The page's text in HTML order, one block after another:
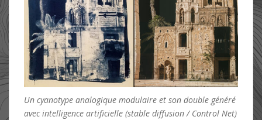
Un cyanotype analogique modulaire et son double généré
avec intelligence artificielle (stable diffusion / Control Net)